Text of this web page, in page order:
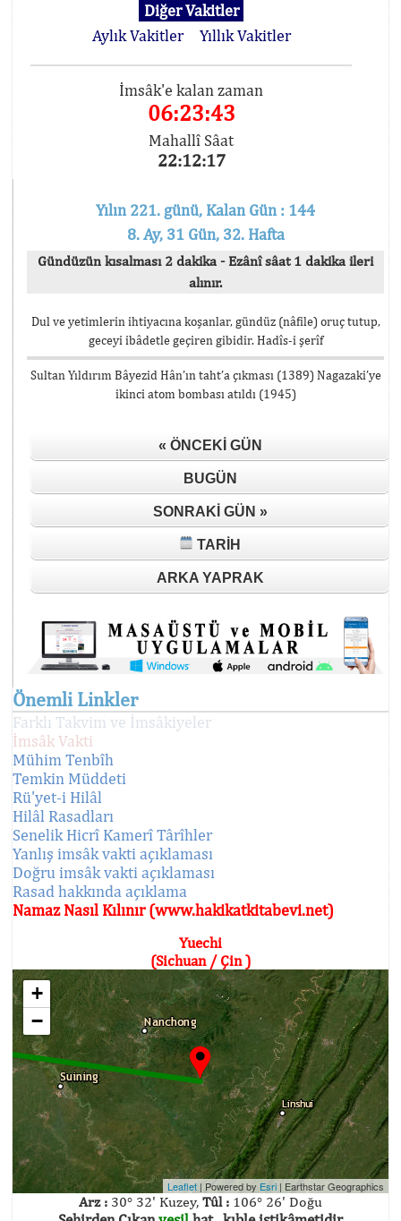
Diğer Vakitler
Aylık Vakitler
Yıllık Vakitler
İmsâk'e kalan zaman
06:23:42
Mahallî Sâat
22:12:18
Yılın 221. günü, Kalan Gün : 144
8. Ay, 31 Gün, 32. Hafta
Gündüzün kısalması 2 dakika - Ezânî sâat 1 dakika ileri
alınır.
Dul ve yetimlerin ihtiyacına koşanlar, gündüz (nâfile) oruç tutup,
geceyi ibâdetle geçiren gibidir. Hadîs-i şerîf
Sultan Yıldırım Bâyezid Hân’ın taht’a çıkması (1389) Nagazaki’ye
ikinci atom bombası atıldı (1945)
« ÖNCEKI GÜN
BUGÜN
SONRAKI GÜN »
TARIH
ARKA YAPRAK
Önemli Linkler
Farklı Takvim ve İmsâkiyeler
İmsâk Vakti
Mühim Tenbîh
Temkin Müddeti
Rü'yet-i Hilâl
Hilâl Rasadları
Senelik Hicrî Kamerî Târîhler
Yanlış imsâk vakti açıklaması
Doğru imsâk vakti açıklaması
Rasad hakkında açıklama
Namaz Nasıl Kılınır (www.hakikatkitabevi.net)
Yuechi
(Sichuan / Çin )
+
−
Leaflet | Powered by Esri | Earthstar Geographics
Arz : 30° 32' Kuzey, Tûl : 106° 26' Doğu